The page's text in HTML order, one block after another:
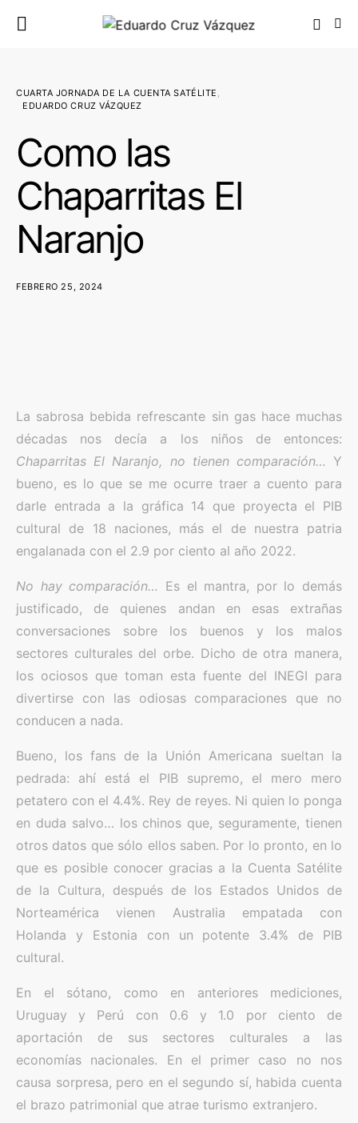
CUARTA JORNADA DE LA CUENTA SATÉLITE
EDUARDO CRUZ VÁZQUEZ
Como las
Chaparritas El
Naranjo
FEBRERO 25, 2024
La sabrosa bebida refrescante sin gas hace muchas
décadas nos decía a los niños de entonces:
Chaparritas El Naranjo, no tienen comparación… Y
bueno, es lo que se me ocurre traer a cuento para
darle entrada a la gráfica 14 que proyecta el PIB
cultural de 18 naciones, más el de nuestra patria
engalanada con el 2.9 por ciento al año 2022.
No hay comparación… Es el mantra, por lo demás
justificado, de quienes andan en esas extrañas
conversaciones sobre los buenos y los malos
sectores culturales del orbe. Dicho de otra manera,
los ociosos que toman esta fuente del INEGI para
divertirse con las odiosas comparaciones que no
conducen a nada.
Bueno, los fans de la Unión Americana sueltan la
pedrada: ahí está el PIB supremo, el mero mero
petatero con el 4.4%. Rey de reyes. Ni quien lo ponga
en duda salvo… los chinos que, seguramente, tienen
otros datos que sólo ellos saben. Por lo pronto, en lo
que es posible conocer gracias a la Cuenta Satélite
de la Cultura, después de los Estados Unidos de
Norteamérica vienen Australia empatada con
Holanda y Estonia con un potente 3.4% de PIB
cultural.
En el sótano, como en anteriores mediciones,
Uruguay y Perú con 0.6 y 1.0 por ciento de
aportación de sus sectores culturales a las
economías nacionales. En el primer caso no nos
causa sorpresa, pero en el segundo sí, habida cuenta
el brazo patrimonial que atrae turismo extranjero.